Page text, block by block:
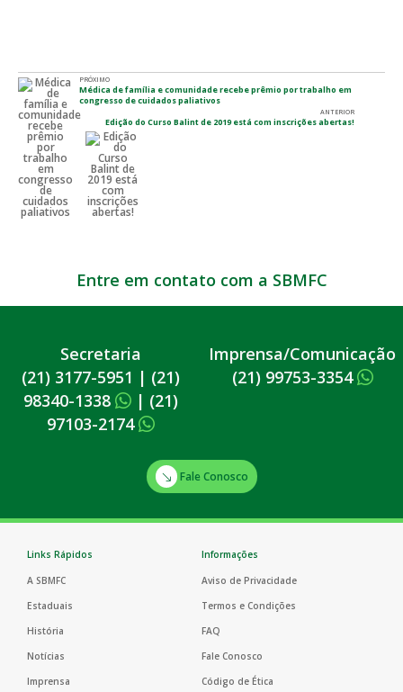
PRÓXIMO
Médica de família e comunidade recebe prêmio por trabalho em
congresso de cuidados paliativos
ANTERIOR
Edição do Curso Balint de 2019 está com inscrições abertas!
Entre em contato com a SBMFC
Secretaria
(21) 3177-5951 | (21)
98340-1338
| (21)
97103-2174
Imprensa/Comunicação
(21) 99753-3354
Fale Conosco
Links Rápidos
A SBMFC
Estaduais
História
Notícias
Imprensa
Informações
Aviso de Privacidade
Termos e Condições
FAQ
Fale Conosco
Código de Ética